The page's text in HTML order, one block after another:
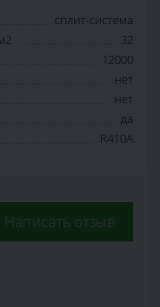
сплит-система
32
12000
нет
нет
да
R410A
Написать отзыв